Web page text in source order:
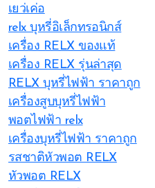
เยว่เค่อ
relx บุหรี่อิเล็กทรอนิกส์
เครื่อง RELX ของแท้
เครื่อง RELX รุ่นล่าสุด
RELX บุหรี่ไฟฟ้า ราคาถูก
เครื่องสูบบุหรี่ไฟฟ้า
พอตไฟฟ้า relx
เครื่องบุหรี่ไฟฟ้า ราคาถูก
รสชาติหัวพอต RELX
หัวพอต RELX